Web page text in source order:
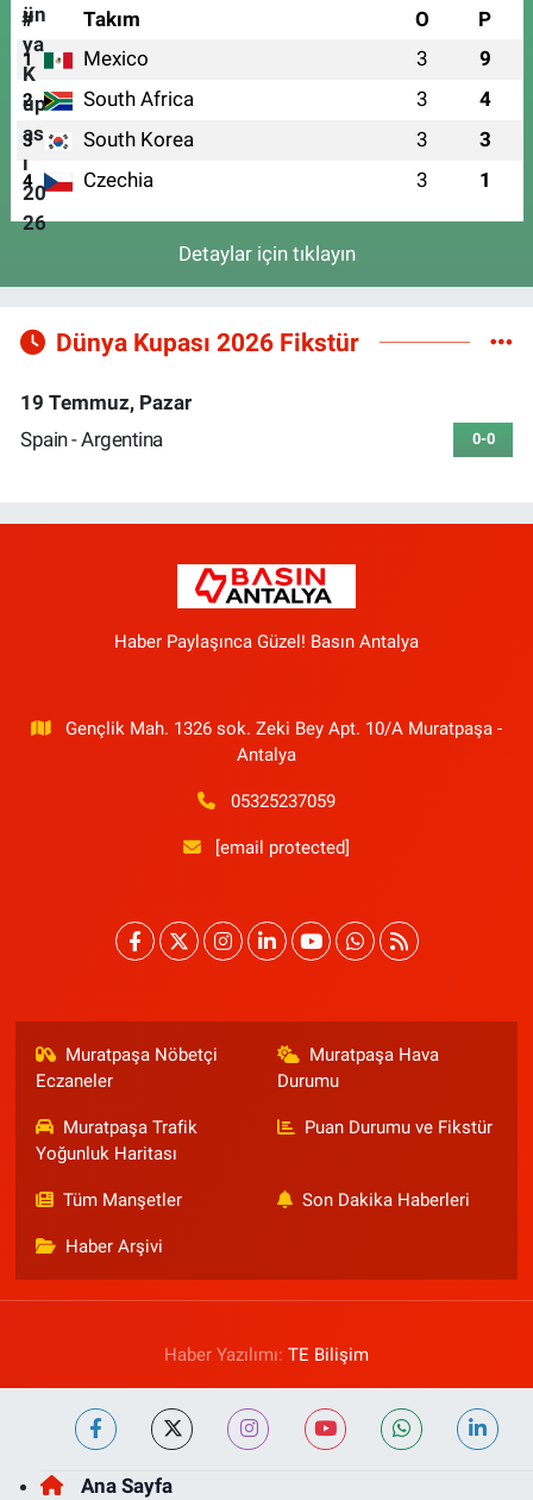
# Takım O P
1 Mexico 3 9
2 South Africa 3 4
3 South Korea 3 3
4 Czechia 3 1
Detaylar için tıklayın
Dünya Kupası 2026 Fikstür
19 Temmuz, Pazar
Spain - Argentina
0-0
Haber Paylaşınca Güzel! Basın Antalya
Gençlik Mah. 1326 sok. Zeki Bey Apt. 10/A Muratpaşa -
Antalya
05325237059
[email protected]
Muratpaşa Nöbetçi
Eczaneler
Muratpaşa Hava
Durumu
Muratpaşa Trafik
Yoğunluk Haritası
Puan Durumu ve Fikstür
Tüm Manşetler Son Dakika Haberleri
Haber Arşivi
Haber Yazılımı: TE Bilişim
Ana Sayfa